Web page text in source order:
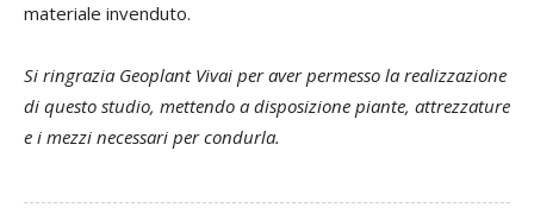
materiale invenduto.
Si ringrazia Geoplant Vivai per aver permesso la realizzazione
di questo studio, mettendo a disposizione piante, attrezzature
e i mezzi necessari per condurla.